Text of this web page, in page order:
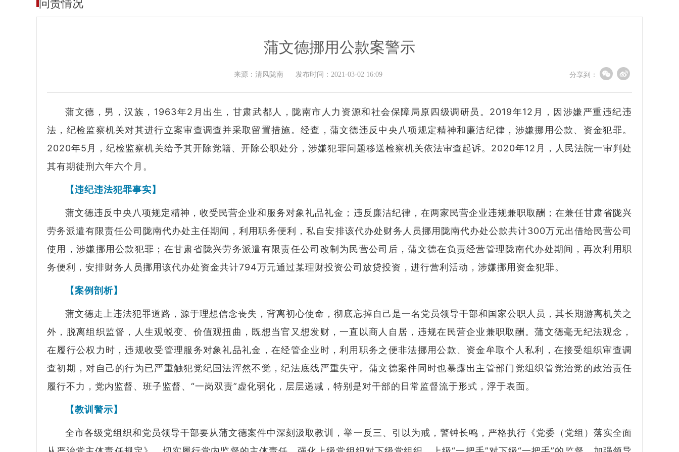
问责情况
蒲文德挪用公款案警示
来源： 清风陇南 发布时间： 2021-03-02 16:09 分享到：
蒲文德，男，汉族，1963年2月出生，甘肃武都人，陇南市人力资源和社会保障局原四级调研员。2019年12月，因涉嫌严重违纪违
法，纪检监察机关对其进行立案审查调查并采取留置措施。经查，蒲文德违反中央八项规定精神和廉洁纪律，涉嫌挪用公款、资金犯罪。
2020年5月，纪检监察机关给予其开除党籍、开除公职处分，涉嫌犯罪问题移送检察机关依法审查起诉。2020年12月，人民法院一审判处
其有期徒刑六年六个月。
【违纪违法犯罪事实】
蒲文德违反中央八项规定精神，收受民营企业和服务对象礼品礼金；违反廉洁纪律，在两家民营企业违规兼职取酬；在兼任甘肃省陇兴
劳务派遣有限责任公司陇南代办处主任期间，利用职务便利，私自安排该代办处财务人员挪用陇南代办处公款共计300万元出借给民营公司
使用，涉嫌挪用公款犯罪；在甘肃省陇兴劳务派遣有限责任公司改制为民营公司后，蒲文德在负责经营管理陇南代办处期间，再次利用职
务便利，安排财务人员挪用该代办处资金共计794万元通过某理财投资公司放贷投资，进行营利活动，涉嫌挪用资金犯罪。
【案例剖析】
蒲文德走上违法犯罪道路，源于理想信念丧失，背离初心使命，彻底忘掉自己是一名党员领导干部和国家公职人员，其长期游离机关之
外，脱离组织监督，人生观蜕变、价值观扭曲，既想当官又想发财，一直以商人自居，违规在民营企业兼职取酬。蒲文德毫无纪法观念，
在履行公权力时，违规收受管理服务对象礼品礼金，在经管企业时，利用职务之便非法挪用公款、资金牟取个人私利，在接受组织审查调
查初期，对自己的行为已严重触犯党纪国法浑然不觉，纪法底线严重失守。蒲文德案件同时也暴露出主管部门党组织管党治党的政治责任
履行不力，党内监督、班子监督、“一岗双责”虚化弱化，层层递减，特别是对干部的日常监督流于形式，浮于表面。
【教训警示】
全市各级党组织和党员领导干部要从蒲文德案件中深刻汲取教训，举一反三、引以为戒，警钟长鸣，严格执行《党委（党组）落实全面